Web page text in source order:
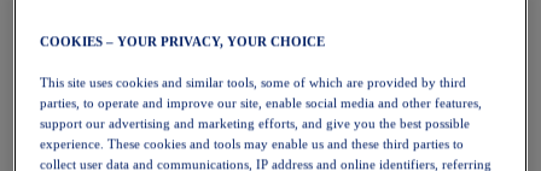
Running
Trail running
Tennis
Pallavolo
Pallamano
Padel
Netball
COOKIES – YOUR PRIVACY, YOUR CHOICE
This site uses cookies and similar tools, some of which are provided by third
parties, to operate and improve our site, enable social media and other features,
support our advertising and marketing efforts, and give you the best possible
experience. These cookies and tools may enable us and these third parties to
collect user data and communications, IP address and online identifiers, referring